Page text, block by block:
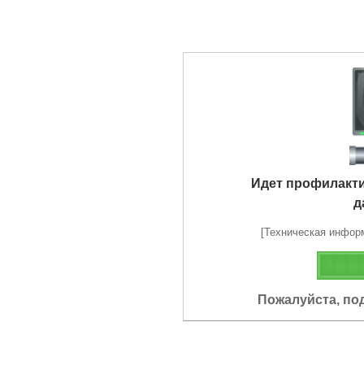
Идет
[Техническая
Пожалуйста,